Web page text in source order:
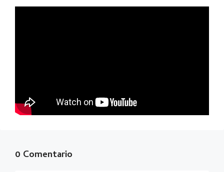
0 Comentario